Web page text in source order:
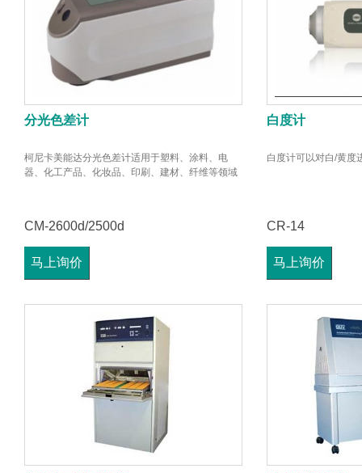
分光色差计
柯尼卡美能达分光色差计适用于塑料、涂料、电
器、化工产品、化妆品、印刷、建材、纤维等领域
CM-2600d/2500d
马上询价
白度计
白度计可以对白/黄度
CR-14
马上询价